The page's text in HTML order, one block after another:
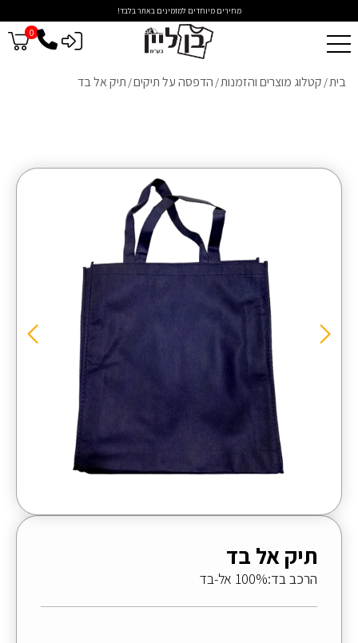
מחירים מיוחדים למזמינים באתר בלבד!
0
כניסה לסיטונאים
בית/ קטלוג מוצרים והזמנות/ הדפסה על תיקים/ תיק אל בד
תיק אל בד
הרכב בד:100% אל-בד